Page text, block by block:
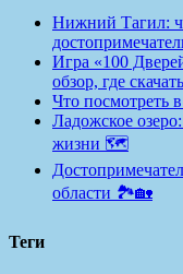
Нижний Тагил:
Игра «100
обзор, где
Что посмотреть
Ладожское
жизни 🗺️
области 🏞️🏡
Теги